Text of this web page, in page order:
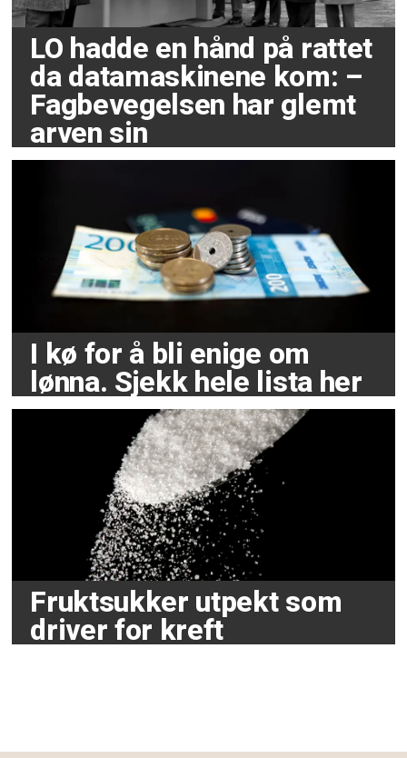
LO hadde en hånd på rattet
da datamaskinene kom: –
Fagbevegelsen har glemt
arven sin
I kø for å bli enige om
lønna. Sjekk hele lista her
Fruktsukker utpekt som
driver for kreft